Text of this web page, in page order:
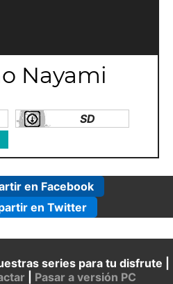
Nayami
SD
en Facebook
en Twitter
series para tu disfrute |
Pasar a versión PC